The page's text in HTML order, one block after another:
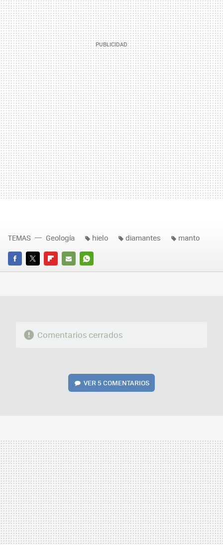
FACEBOOK
TWITTERFLIPBOARD
E-
WHATSAPP
TEMAS Geología hielo diamantes manto
Comentarios cerrados
VER5 COMENTARIOS